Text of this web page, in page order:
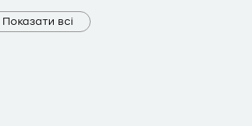
Показати всі